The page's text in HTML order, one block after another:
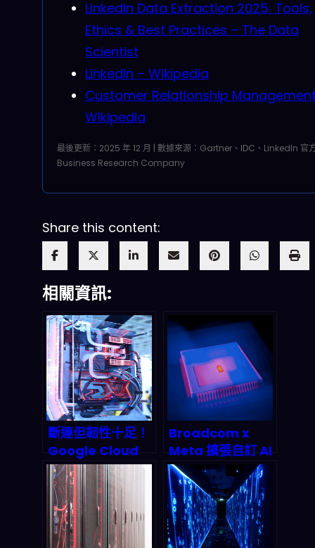
LinkedIn Data Extraction 2025: Tools,
Ethics & Best Practices – The Data
Scientist
LinkedIn – Wikipedia
Customer Relationship
Wikipedia
最後更新：2025 年 12 月 | 數據來源：Gartner、IDC、LinkedIn 官
Business Research Company
Share this content:
相關資訊:
斷連但韌性十足！
Google Cloud
Agentic AI 在極
端邊緣的 2027 革
命：離線環境如何
自主決策與自我防
護
Broadcom x
Meta 擴張自訂 AI
晶片到「多吉瓦
級」：2026 你該
怎麼押注 AI 基礎
設施供應鏈？